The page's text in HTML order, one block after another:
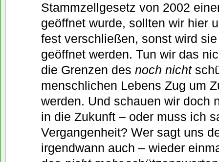
Stammzellgesetz von 2002
geöffnet wurde, sollten wir hier
fest verschließen, sonst wird
geöffnet werden. Tun wir das
die Grenzen des noch nicht
menschlichen Lebens Zug um
werden. Und schauen wir doch
in die Zukunft – oder muss ich
Vergangenheit? Wer sagt uns
irgendwann auch – wieder